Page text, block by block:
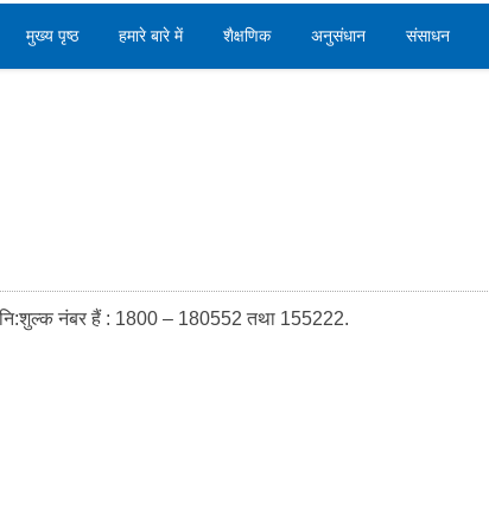
मुख्य पृष्ठ हमारे बारे में शैक्षणिक अनुसंधान संसाधन
नि:शुल्क नंबर हैं : 1800 – 180552 तथा 155222.